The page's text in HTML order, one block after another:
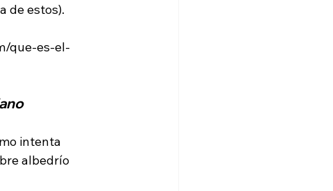
de estos).
que-es-el-
intenta
albedrío